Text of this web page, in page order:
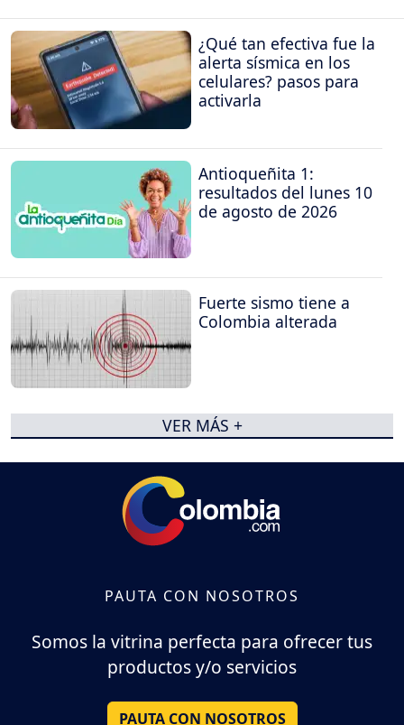
¿Qué tan efectiva fue la
alerta sísmica en los
celulares? pasos para
activarla
Antioqueñita 1:
resultados del lunes 10
de agosto de 2026
Fuerte sismo tiene a
Colombia alterada
VER MÁS +
PAUTA CON NOSOTROS
Somos la vitrina perfecta para ofrecer tus
productos y/o servicios
PAUTA CON NOSOTROS